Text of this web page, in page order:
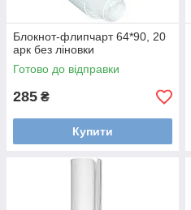
Блокнот-флипчарт 64*90, 20
арк без ліновки
Готово до відправки
285 ₴
Купити